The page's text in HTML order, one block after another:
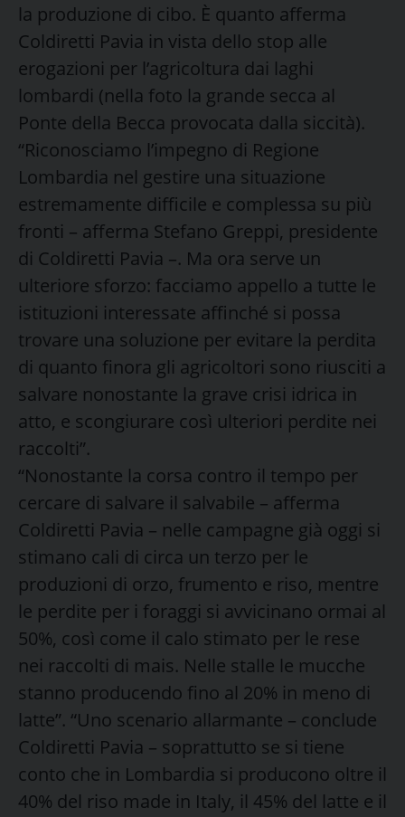
la produzione di cibo. È quanto afferma
Coldiretti Pavia in vista dello stop alle
erogazioni per l’agricoltura dai laghi
lombardi (nella foto la grande secca al
Ponte della Becca provocata dalla siccità).
“Riconosciamo l’impegno di Regione
Lombardia nel gestire una situazione
estremamente difficile e complessa su più
fronti – afferma Stefano Greppi, presidente
di Coldiretti Pavia –. Ma ora serve un
ulteriore sforzo: facciamo appello a tutte le
istituzioni interessate affinché si possa
trovare una soluzione per evitare la perdita
di quanto finora gli agricoltori sono riusciti a
salvare nonostante la grave crisi idrica in
atto, e scongiurare così ulteriori perdite nei
raccolti”.
“Nonostante la corsa contro il tempo per
cercare di salvare il salvabile – afferma
Coldiretti Pavia – nelle campagne già oggi si
stimano cali di circa un terzo per le
produzioni di orzo, frumento e riso, mentre
le perdite per i foraggi si avvicinano ormai al
50%, così come il calo stimato per le rese
nei raccolti di mais. Nelle stalle le mucche
stanno producendo fino al 20% in meno di
latte”. “Uno scenario allarmante – conclude
Coldiretti Pavia – soprattutto se si tiene
conto che in Lombardia si producono oltre il
40% del riso made in Italy, il 45% del latte e il